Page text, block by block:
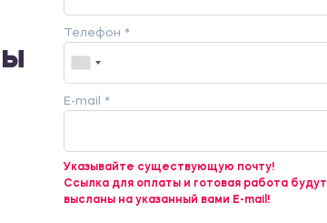
Телефон *
E-mail *
Указывайте существующую почту!
Ссылка для оплаты и готовая работа будут
высланы на указанный вами E-mail!